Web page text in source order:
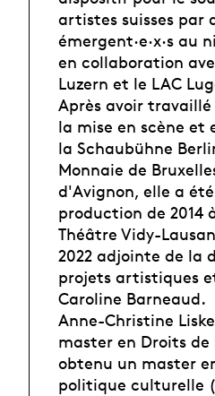
artistes suisses par
émergent·e·x·s au
en collaboration
Luzern et le LAC
Après avoir
la mise en scène et
la Schaubühne
Monnaie de
d'Avignon, elle a
production de 2014
Théâtre Vidy-
2022 adjointe de la
projets artistiques
Caroline Barneaud.
Anne-Christine
master en Droits de
obtenu un master
politique culturelle